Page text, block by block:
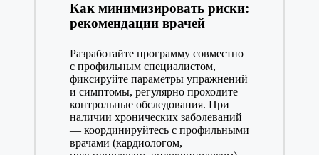
Как минимизировать риски:
рекомендации врачей
Разработайте программу совместно
с профильным специалистом,
фиксируйте параметры упражнений
и симптомы, регулярно проходите
контрольные обследования. При
наличии хронических заболеваний
— координируйтесь с профильными
врачами (кардиологом,